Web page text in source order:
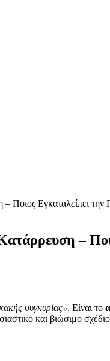
Εγκαταλείπει την
–
συγκυρίας». Είναι το
και βιώσιμο